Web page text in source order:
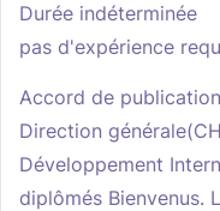
Durée indéterminée
pas d'expérience
Accord de
Direction
Développement
diplômés Bienvenus.